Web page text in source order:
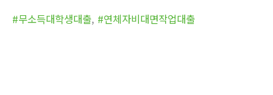
#무소득대학생대출, #연체자비대면작업대출